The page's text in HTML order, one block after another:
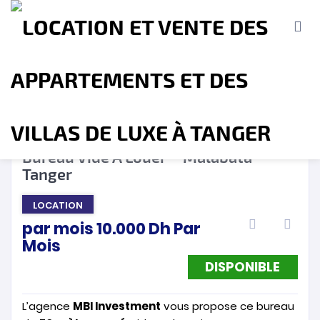
Accueil
Terrains Location de Vacances
❮ ❯
Bureau Vide A Louer – Malabata –
Tanger
LOCATION
par mois10.000DhPar
Mois
DISPONIBLE
L’agence MBI Investment vous propose ce bureau